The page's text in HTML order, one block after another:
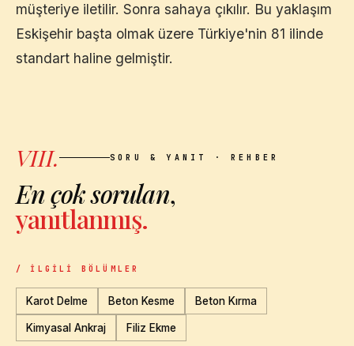
müşteriye iletilir. Sonra sahaya çıkılır. Bu yaklaşım
Eskişehir başta olmak üzere Türkiye'nin 81 ilinde
standart haline gelmiştir.
VIII. SORU & YANIT · REHBER
En çok sorulan,
yanıtlanmış.
/ İLGILI BÖLÜMLER
Karot Delme Beton Kesme Beton Kırma
Kimyasal Ankraj Filiz Ekme